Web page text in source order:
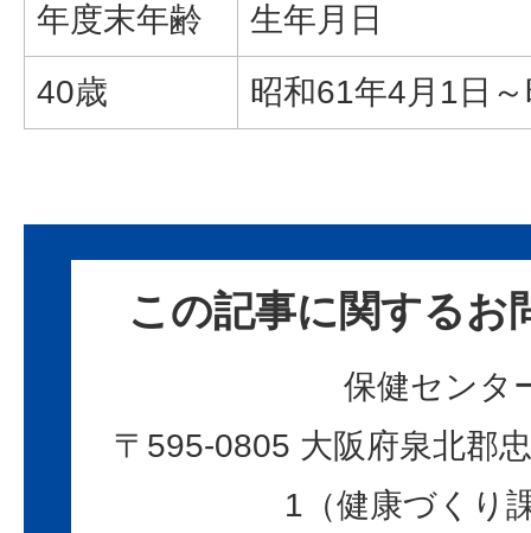
年度末年齢
生年月日
40歳
昭和61年4月1日
この記事に関するお
保健センタ
〒595-0805 大阪府泉北郡
1（健康づくり